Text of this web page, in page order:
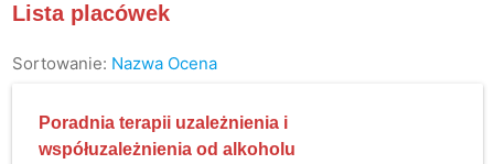
Lista placówek
Sortowanie: Nazwa Ocena
Poradnia terapii uzależnienia i
współuzależnienia od alkoholu